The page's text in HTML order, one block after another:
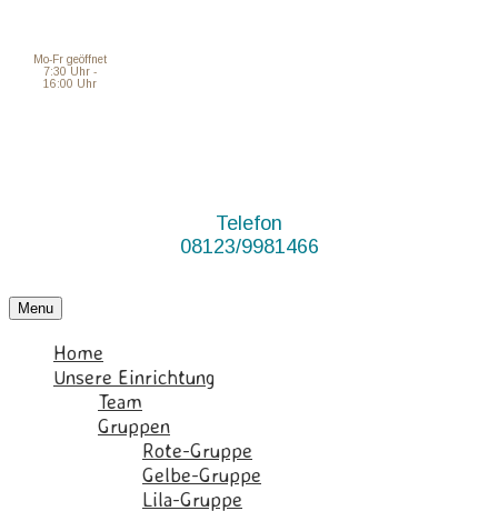
Mo-Fr geöffnet
7:30 Uhr -
16:00 Uhr
Telefon
08123/9981466
Menu
Home
Unsere Einrichtung
Team
Gruppen
Rote-Gruppe
Gelbe-Gruppe
Lila-Gruppe